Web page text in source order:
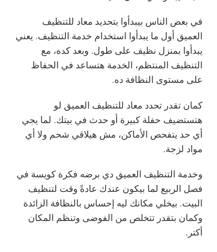
في بعض الناس بيبدأوا بتحديد معاد للتنظيف
العميق أول ما يبدأوا استخدام خدمة التنظيف. يعني
يبدأوا بمنزل نظيف على طول. وبعد كده، مع
التنظيف المنتظم، الخدمة هتساعد في الحفاظ
على مستوى النظافة ده.
كمان تقدر تحدد معاد للتنظيف العميق لو
هتستضيف حفلة كبيرة أو حدث في بيتك. لما يجي
أي حد يتفحص الأماكن، مش هيلاقي شحم ولا أي
مواد لزجة.
وخدمة التنظيف العميق دي برضه فكرة كويسة في
فصل الربيع لما بيكون عندك عادةً وقت لتنظيف
البيت. بيخلي مكانك ليه إحساس بالنظافة الزائدة
وكمان بتقدر تتخلص من الفوضى وتنظم المكان
أكتر.